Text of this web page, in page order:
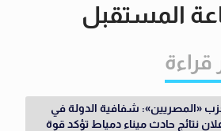
المستقبل
قراءة
«المصريين»: شفافية الدولة في
نتائج حادث ميناء دمياط تؤكد قوة